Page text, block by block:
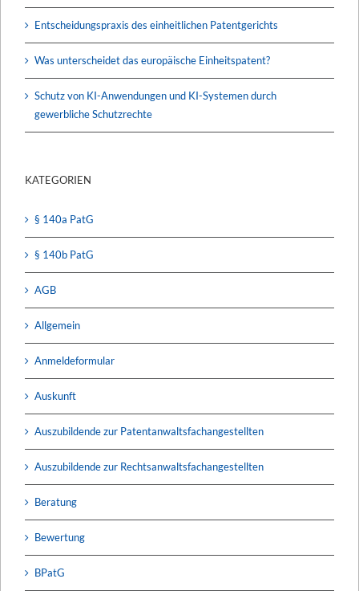
Entscheidungspraxis des einheitlichen Patentgerichts
Was unterscheidet das europäische Einheitspatent?
Schutz von KI-Anwendungen und KI-Systemen durch
gewerbliche Schutzrechte
KATEGORIEN
§ 140a PatG
§ 140b PatG
AGB
Allgemein
Anmeldeformular
Auskunft
Auszubildende zur Patentanwaltsfachangestellten
Auszubildende zur Rechtsanwaltsfachangestellten
Beratung
Bewertung
BPatG